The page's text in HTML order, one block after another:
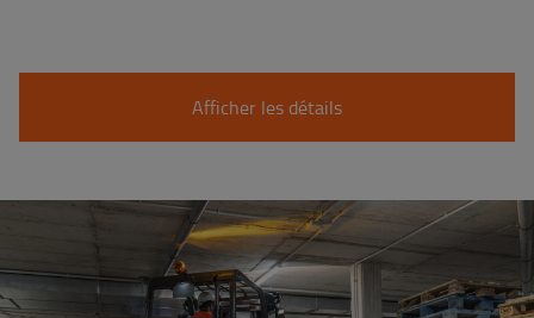
Afficher les détails